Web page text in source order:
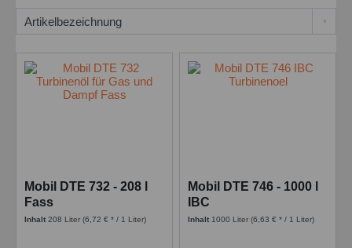
Mobil DTE 732 - 208 l
Fass
Inhalt208 Liter(6,72 € * / 1 Liter)
Mobil DTE 746 - 1000 l
IBC
Inhalt 1000 Liter(6,63 € * / 1 Liter)